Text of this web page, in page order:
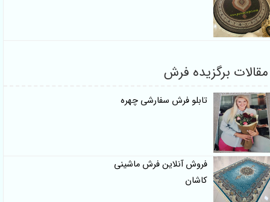
برگزیده فرش
تابلو فرش سفارشی چهره
فروش آنلاین فرش ماشینی
کاشان